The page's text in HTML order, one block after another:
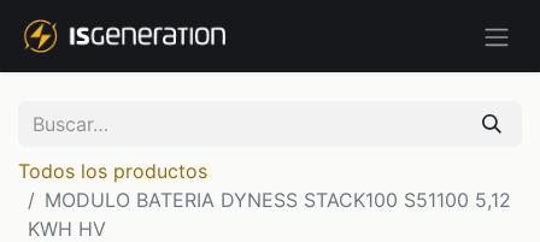
Todos los productos
MODULO BATERIA DYNESS STACK100 S51100 5,12
KWH HV